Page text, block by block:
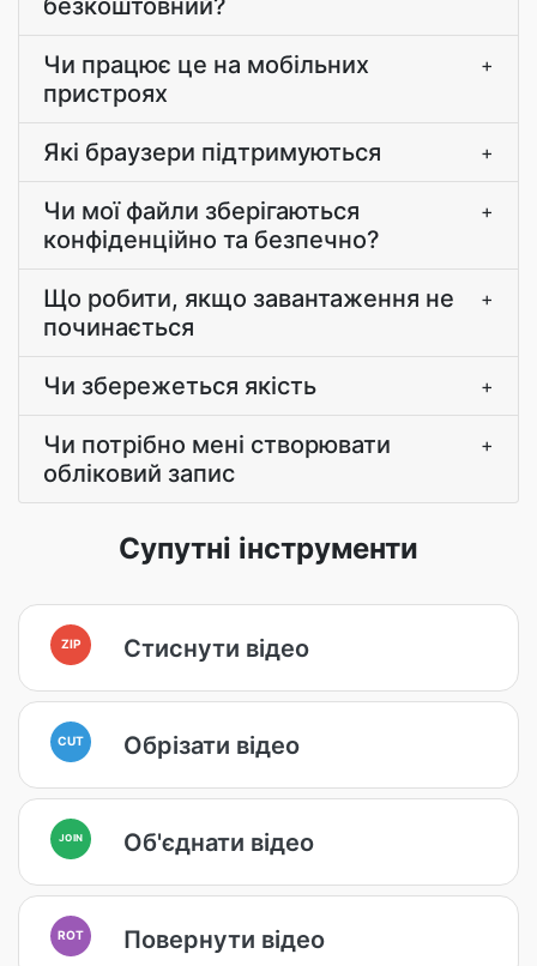
безкоштовний?
Чи працює це на мобільних
пристроях
+
Які браузери підтримуються +
Чи мої файли зберігаються
конфіденційно та безпечно?
+
Що робити, якщо завантаження не
починається
+
Чи збережеться якість +
Чи потрібно мені створювати
обліковий запис
+
Супутні інструменти
ZIP Стиснути відео
CUT Обрізати відео
JOIN Об'єднати відео
ROT Повернути відео